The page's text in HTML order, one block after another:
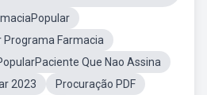
Programa Farmacia
Que Nao Assina
2023
Procuração PDF